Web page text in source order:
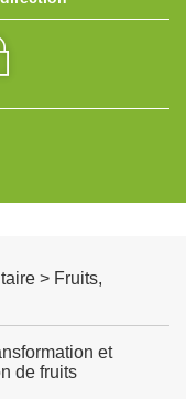
> Fruits,
et
de fruits